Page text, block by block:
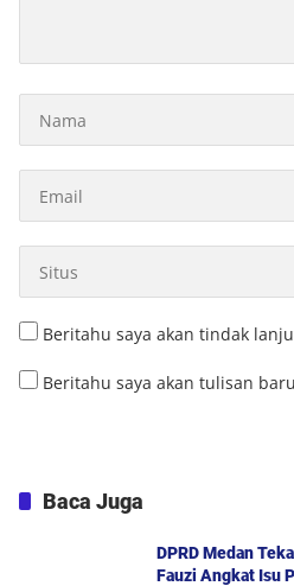
Beritahu saya akan tindak
Beritahu saya akan tulisan
Baca Juga
DPRD Medan
Fauzi Angkat Isu